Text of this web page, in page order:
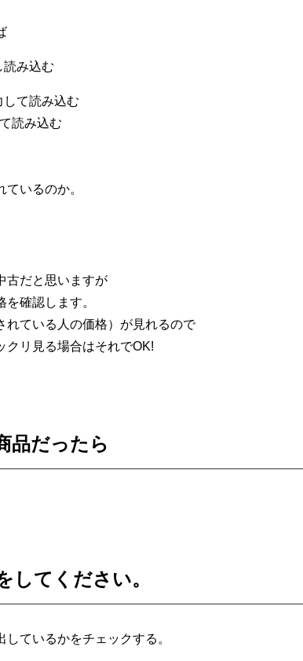
読み込む
して読み込む
読み込む
いるのか。
古だと思いますが
確認します。
れている人の価格）が見れるので
クリ見る場合はそれでOK!
品だったら
してください。
ているかをチェックする。